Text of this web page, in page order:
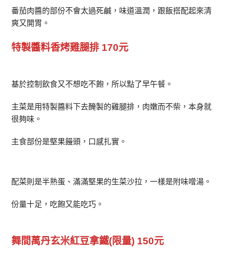
番茄肉醬的部份不會太過死鹹，味道溫潤，跟飯搭配起來清
爽又開胃。
特製醬料香烤雞腿排 170元
基於控制飲食又不想吃不飽，所以點了早午餐。
主菜是用特製醬料下去醃製的雞腿排，肉嫩而不柴，本身就
很夠味。
主食部份是堅果饅頭，口感扎實。
配菜則是半熟蛋、滿滿堅果的生菜沙拉，一樣是附味噌湯。
份量十足，吃飽又能吃巧。
舞間萬丹玄米紅豆拿鐵(限量) 150元